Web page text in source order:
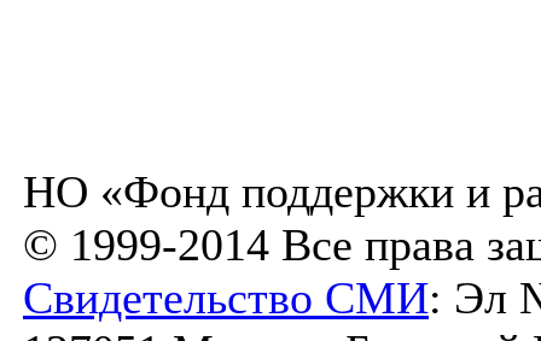
НО «Фонд поддержки и
© 1999-2014 Все права
Свидетельство СМИ: Эл